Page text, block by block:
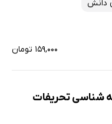
دانش
۱۵۹,۰۰۰ تومان
شناسی تحریفات